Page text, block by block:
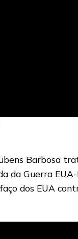
Barbosa
da Guerra
dos EUA